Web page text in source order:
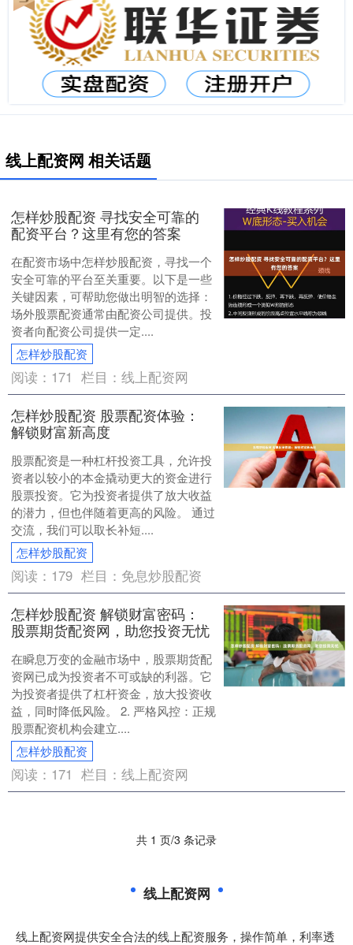
线上配资网 相关话题
怎样炒股配资 寻找安全可靠的
配资平台？这里有您的答案
在配资市场中怎样炒股配资，寻找一个
安全可靠的平台至关重要。以下是一些
关键因素，可帮助您做出明智的选择：
场外股票配资通常由配资公司提供。投
资者向配资公司提供一定....
怎样炒股配资
阅读： 171 栏目：线上配资网
怎样炒股配资 股票配资体验：
解锁财富新高度
股票配资是一种杠杆投资工具，允许投
资者以较小的本金撬动更大的资金进行
股票投资。它为投资者提供了放大收益
的潜力，但也伴随着更高的风险。 通过
交流，我们可以取长补短....
怎样炒股配资
阅读： 179 栏目： 免息炒股配资
怎样炒股配资 解锁财富密码：
股票期货配资网，助您投资无忧
在瞬息万变的金融市场中，股票期货配
资网已成为投资者不可或缺的利器。它
为投资者提供了杠杆资金，放大投资收
益，同时降低风险。 2. 严格风控：正规
股票配资机构会建立....
怎样炒股配资
阅读： 171 栏目：线上配资网
共 1 页/3 条记录
线上配资网
线上配资网提供安全合法的线上配资服务，操作简单，利率透